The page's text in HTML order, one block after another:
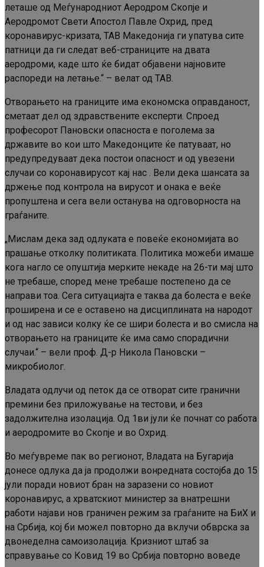
леташе од Меѓународниот Аеродром Скопје и
Аеродромот Свети Апостол Павле Охрид, пред
коронавирус-кризата, ТАВ Македонија ги упатува сите
патници да ги следат веб-страниците на двата
аеродроми, каде што ќе бидат објавени најновите
распореди на летање.“ – велат од ТАВ.
Отворањето на границите има економска оправданост,
сметаат дел од здравствените експерти. Спроед
професорот Пановски опасноста е поголема за
државите во кои што Македонците ќе патуваат, но
предупредуваат дека постои опасност и од увезени
случаи со коронавирусот кај нас . Вели дека шансата за
држење под контрола на вирусот и онака е веќе
пропуштена и сега вели останува на одговорноста на
граѓаните.
„Мислам дека зад одлуката е повеќе економијата во
прашање отколку политиката. Политика можеби имаше
кога нагло се опуштија мерките некаде на 26-ти мај што
не требаше, според мене требаше постепено да се
направи тоа. Сега ситуациајта е таква да болеста е веќе
проширена и се е оставено на дисциплината на народот
и од нас зависи колку ќе се шири болеста и во смисла на
отворањето на границите ќе има само спорадични
случаи.“ – вели проф. Д-р Никола Пановски –
микробиолог.
Владата одлучи од петок да се отворат сите гранични
премини без приложување на тестови, и без
задолжителна изолација. Од 1ви јули ќе почнат со работа
и аеродромите во Скопје и во Охрид.
Во меѓувреме пак во регионот, Владата на Бугарија
донесе одлука да ја продолжи вонредната состојба до 15
јули поради новиот бран на заразени со новиот
коронавирус, а хрватскиот министер за внатрешни
работи најави нов граничен режим за граѓаните на БиХ и
на Србија, кој би можел повторно да вклучи обврска за
двонеделна самоизолација. Кризниот штаб за
справување со Ковид 19 во Србија повторно воведе